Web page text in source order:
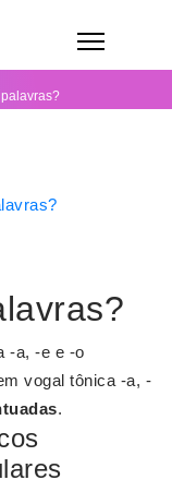
-a, -e e -o
vogal tônica -a, -
.